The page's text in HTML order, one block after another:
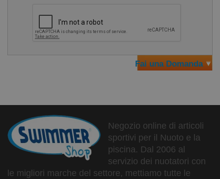
Fai una Domanda
Negozio online di articoli
sportivi per il Nuoto e la
piscina. Dal 2006 al
servizio dei nuotatori con
le migliori marche del settore, mettiamo tutte le